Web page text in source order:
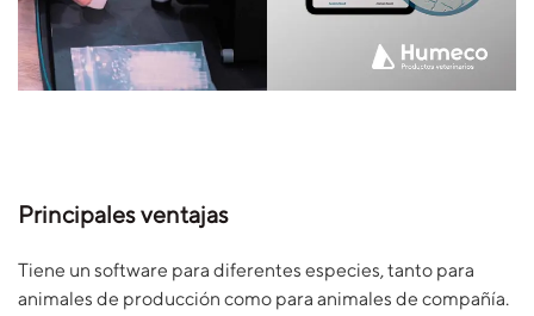
Principales ventajas
Tiene un software para diferentes especies, tanto para
animales de producción como para animales de compañía.